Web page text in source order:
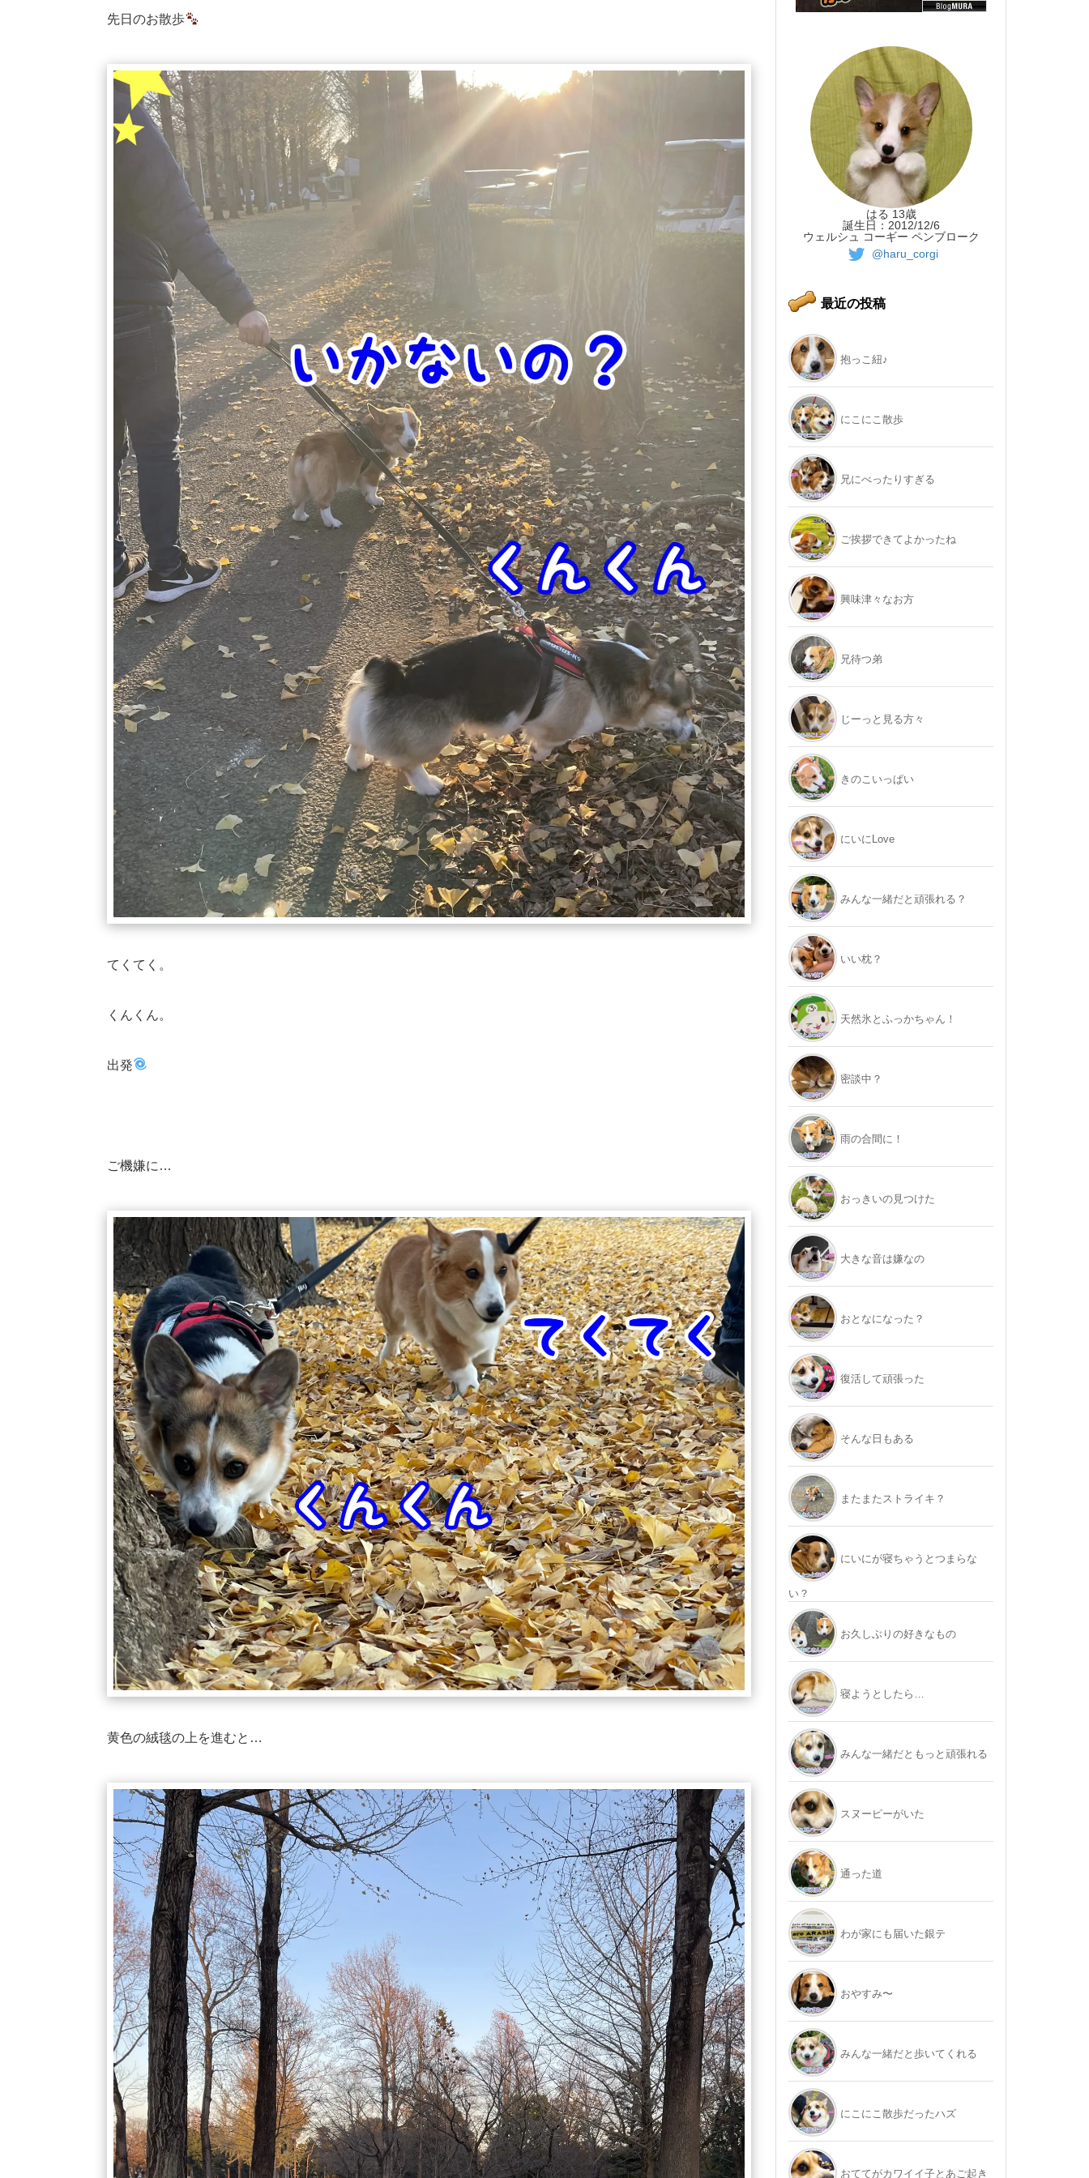
先日のお散歩
てくてく。
くんくん。
出発
ご機嫌に…
黄色の絨毯の上を進むと…
はる 13歳
誕生日：2012/12/6
ウェルシュ コーギー ペンブローク
@haru_corgi
最近の投稿
抱っこ紐♪
にこにこ散歩
兄にべったりすぎる
ご挨拶できてよかったね
興味津々なお方
兄待つ弟
じーっと見る方々
きのこいっぱい
にいにLove
みんな一緒だと頑張れる？
いい枕？
天然氷とふっかちゃん！
密談中？
雨の合間に！
おっきいの見つけた
大きな音は嫌なの
おとなになった？
復活して頑張った
そんな日もある
またまたストライキ？
にいにが寝ちゃうとつまらな
い？
お久しぶりの好きなもの
寝ようとしたら…
みんな一緒だともっと頑張れる
スヌーピーがいた
通った道
わが家にも届いた銀テ
おやすみ〜
みんな一緒だと歩いてくれる
にこにこ散歩だったハズ
おててがカワイイ子とあご起き